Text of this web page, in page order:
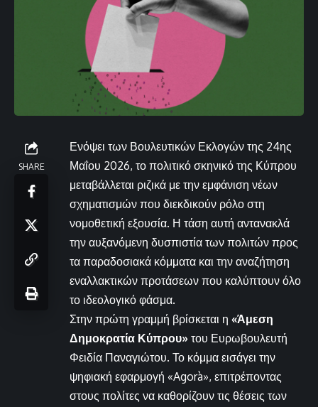
SHARE
Ενόψει των Βουλευτικών Εκλογών της 24ης
Μαΐου 2026, το πολιτικό σκηνικό της Κύπρου
μεταβάλλεται ριζικά με την εμφάνιση νέων
σχηματισμών που διεκδικούν ρόλο στη
νομοθετική εξουσία. Η τάση αυτή αντανακλά
την αυξανόμενη δυσπιστία των πολιτών προς
τα παραδοσιακά κόμματα και την αναζήτηση
εναλλακτικών προτάσεων που καλύπτουν όλο
το ιδεολογικό φάσμα.
Στην πρώτη γραμμή βρίσκεται η «Άμεση
Δημοκρατία Κύπρου» του Ευρωβουλευτή
Φειδία Παναγιώτου. Το κόμμα εισάγει την
ψηφιακή εφαρμογή «Agorà», επιτρέποντας
στους πολίτες να καθορίζουν τις θέσεις των